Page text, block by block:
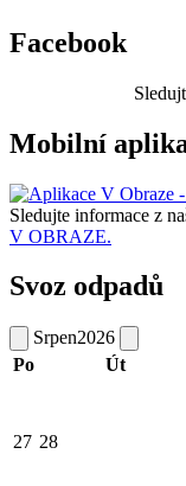
Facebook
Mobilní
Sledujte informace z
V OBRAZE.
Svoz odpadů
Srpen2026
Po
Út
27 28